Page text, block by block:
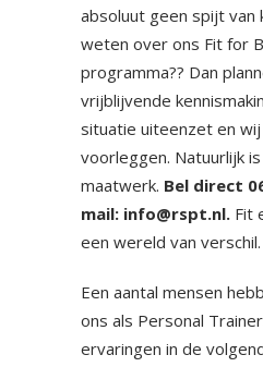
absoluut geen spijt van
weten over ons Fit for
programma?? Dan
vrijblijvende
situatie uiteenzet en
voorleggen. Natuurlijk
maatwerk. Bel direct
mail: info@rspt.nl. Fit
een wereld van verschil.
Een aantal mensen
ons als Personal
ervaringen in de